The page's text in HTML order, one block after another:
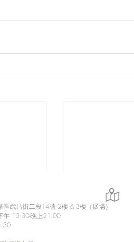
武昌街二段14號 2樓 & 3樓（展場）
午 13:30-晚上21:00
30